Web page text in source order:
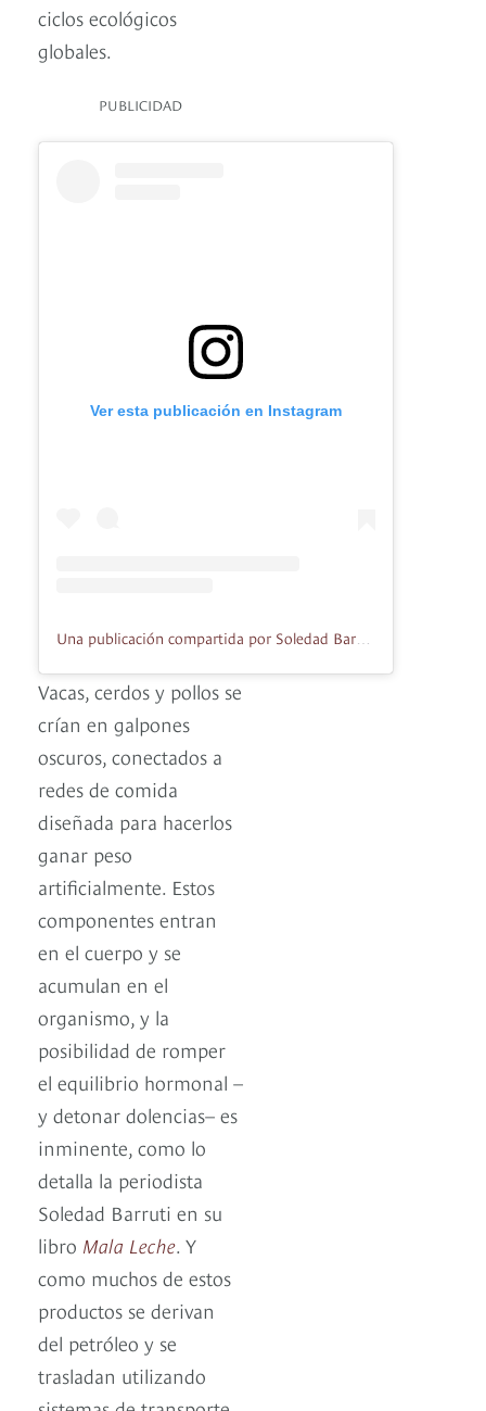
ciclos ecológicos
globales.
PUBLICIDAD
Ver esta publicación en Instagram
Vacas, cerdos y pollos se
crían en galpones
oscuros, conectados a
redes de comida
diseñada para hacerlos
ganar peso
artificialmente. Estos
componentes entran
en el cuerpo y se
acumulan en el
organismo, y la
posibilidad de romper
el equilibrio hormonal –
y detonar dolencias– es
inminente, como lo
detalla la periodista
Soledad Barruti en su
libro Mala Leche. Y
como muchos de estos
productos se derivan
del petróleo y se
trasladan utilizando